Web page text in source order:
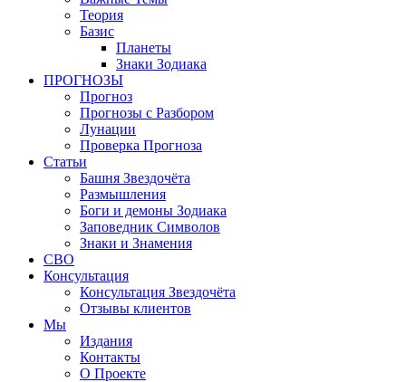
Теория
Базис
Планеты
Знаки Зодиака
ПРОГНОЗЫ
Прогноз
Прогнозы с Разбором
Лунации
Проверка Прогноза
Статьи
Башня Звездочёта
Размышления
Боги и демоны Зодиака
Заповедник Символов
Знаки и Знамения
СВО
Консультация
Консультация Звездочёта
Отзывы клиентов
Мы
Издания
Контакты
О Проекте